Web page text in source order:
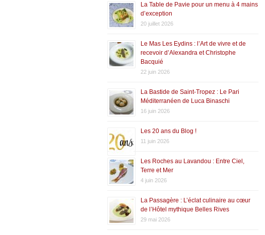
La Table de Pavie pour un menu à 4 mains
d’exception
20 juillet 2026
Le Mas Les Eydins : l’Art de vivre et de
recevoir d’Alexandra et Christophe
Bacquié
22 juin 2026
La Bastide de Saint-Tropez : Le Pari
Méditerranéen de Luca Binaschi
16 juin 2026
Les 20 ans du Blog !
11 juin 2026
Les Roches au Lavandou : Entre Ciel,
Terre et Mer
4 juin 2026
La Passagère : L’éclat culinaire au cœur
de l’Hôtel mythique Belles Rives
29 mai 2026